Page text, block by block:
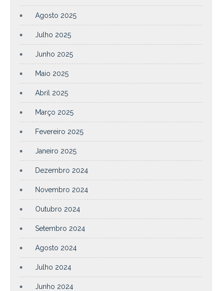
Agosto 2025
Julho 2025
Junho 2025
Maio 2025
Abril 2025
Março 2025
Fevereiro 2025
Janeiro 2025
Dezembro 2024
Novembro 2024
Outubro 2024
Setembro 2024
Agosto 2024
Julho 2024
Junho 2024